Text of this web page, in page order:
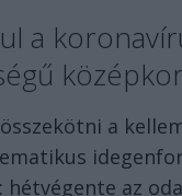
a
a
hétvégente az